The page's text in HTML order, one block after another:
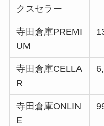
クスセラー
寺田倉庫PREMI
UM
寺田倉庫CELLA
R
寺田倉庫ONLIN
E